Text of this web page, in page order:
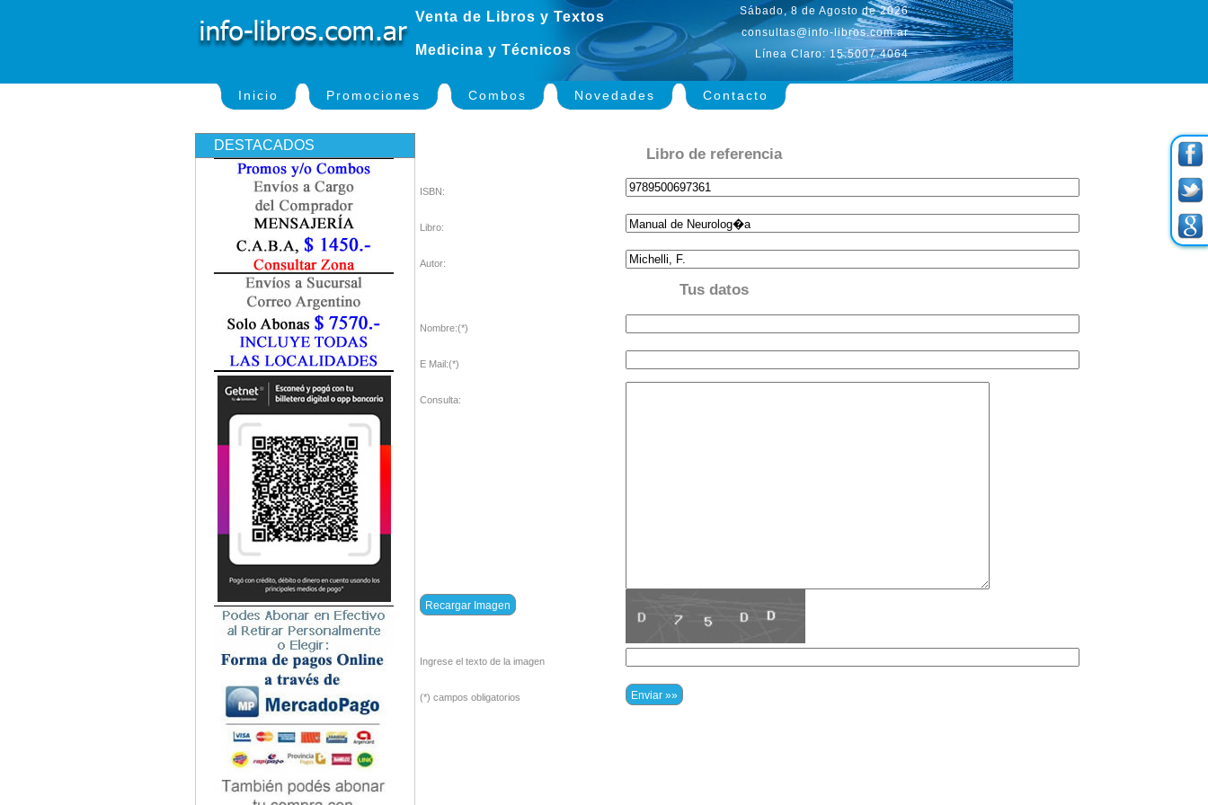
Venta de Libros y Textos
Medicina y Técnicos
Sábado, 8 de Agosto de 2026
consultas@info-libros.com.ar
Línea Claro: 15.5007.4064
Inicio Promociones Combos Novedades Contacto
DESTACADOS
Libro de referencia
ISBN:
Libro:
Autor:
Tus datos
Nombre:(*)
E Mail:(*)
Consulta:
Ingrese el texto de la imagen
(*) campos obligatorios